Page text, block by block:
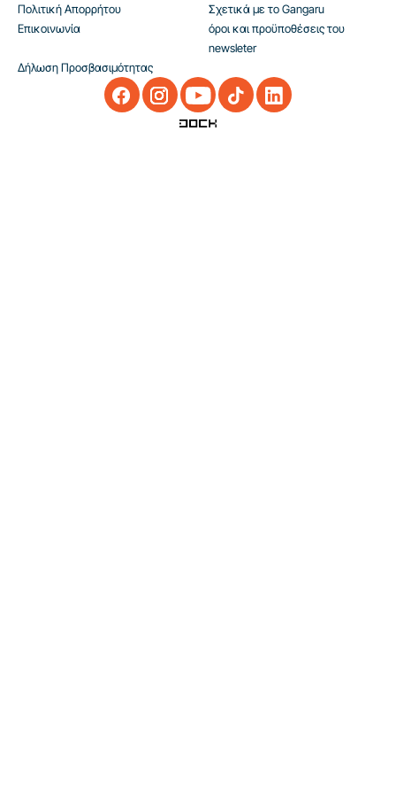
Πολιτική Απορρήτου
Σχετικά με το Gangaru
Επικοινωνία
όροι και προϋποθέσεις του
newsleter
Δήλωση Προσβασιμότητας